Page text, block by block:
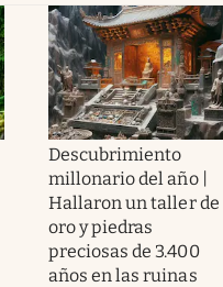
Descubrimiento
millonario del año |
Hallaron un taller de
oro y piedras
preciosas de 3.400
años en las ruinas